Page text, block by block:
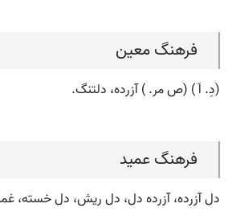
فرهنگ معین
(دِ. اَ ) (ص مر. ) آزرده، دلتنگ.
فرهنگ عمید
دل آزرده، آزرده دل، دل ریش، دل خسته،